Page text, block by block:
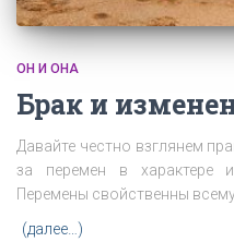
ОН И ОНА
Брак и
Давайте честно взглянем
за перемен в характере
Перемены свойственны
(далее…)